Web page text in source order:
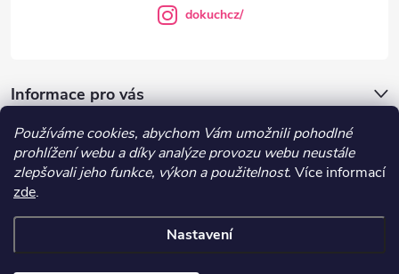
Používáme cookies, abychom Vám umožnili pohodlné
prohlížení webu a díky analýze provozu webu neustále
zlepšovali jeho funkce, výkon a použitelnost. Více informací
zde.
Nastavení
Informace pro vás
DOKUCH.cz
dokuchcz/
Recepty